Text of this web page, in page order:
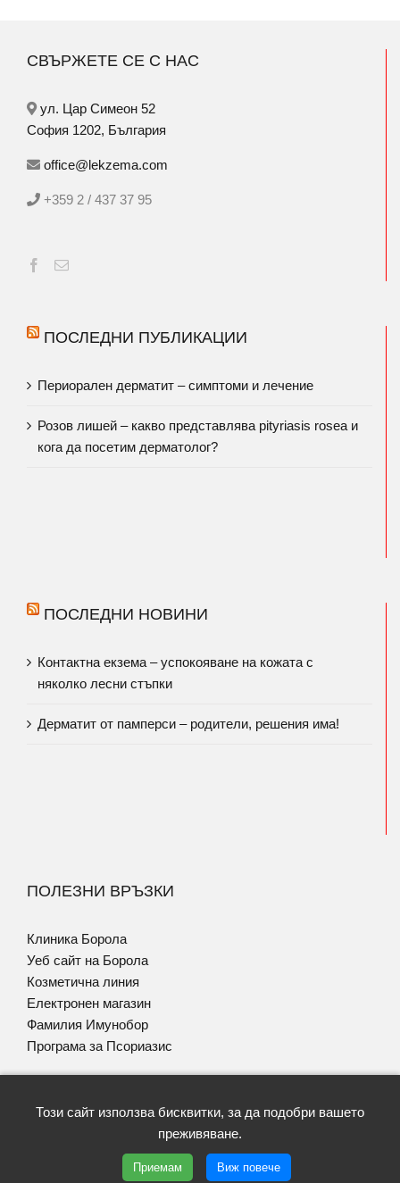
СВЪРЖЕТЕ СЕ С НАС
ул. Цар Симеон 52
София 1202, България
office@lekzema.com
+359 2 / 437 37 95
ПОСЛЕДНИ ПУБЛИКАЦИИ
Периорален дерматит – симптоми и лечение
Розов лишей – какво представлява pityriasis rosea и
кога да посетим дерматолог?
ПОСЛЕДНИ НОВИНИ
Контактна екзема – успокояване на кожата с
няколко лесни стъпки
Дерматит от памперси – родители, решения има!
ПОЛЕЗНИ ВРЪЗКИ
Клиника Борола
Уеб сайт на Борола
Козметична линия
Електронен магазин
Фамилия Имунобор
Програма за Псориазис
Copyright © 2026 | Lekzema | Всички права запазени |
Условия за ползване|Политика GDPR| Уеб дизайн и SEO
Този сайт използва бисквитки, за да подобри вашето
преживяване.
Приемам Виж повече